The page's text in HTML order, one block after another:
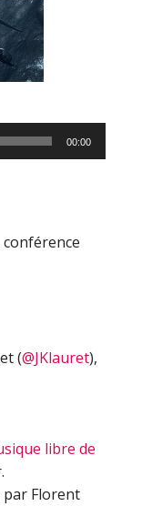
00:00
conférence
(@JKlauret),
libre de
par Florent